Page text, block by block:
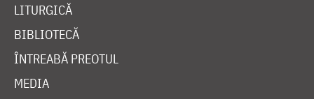
LITURGICĂ
BIBLIOTECĂ
ÎNTREABĂ PREOTUL
MEDIA